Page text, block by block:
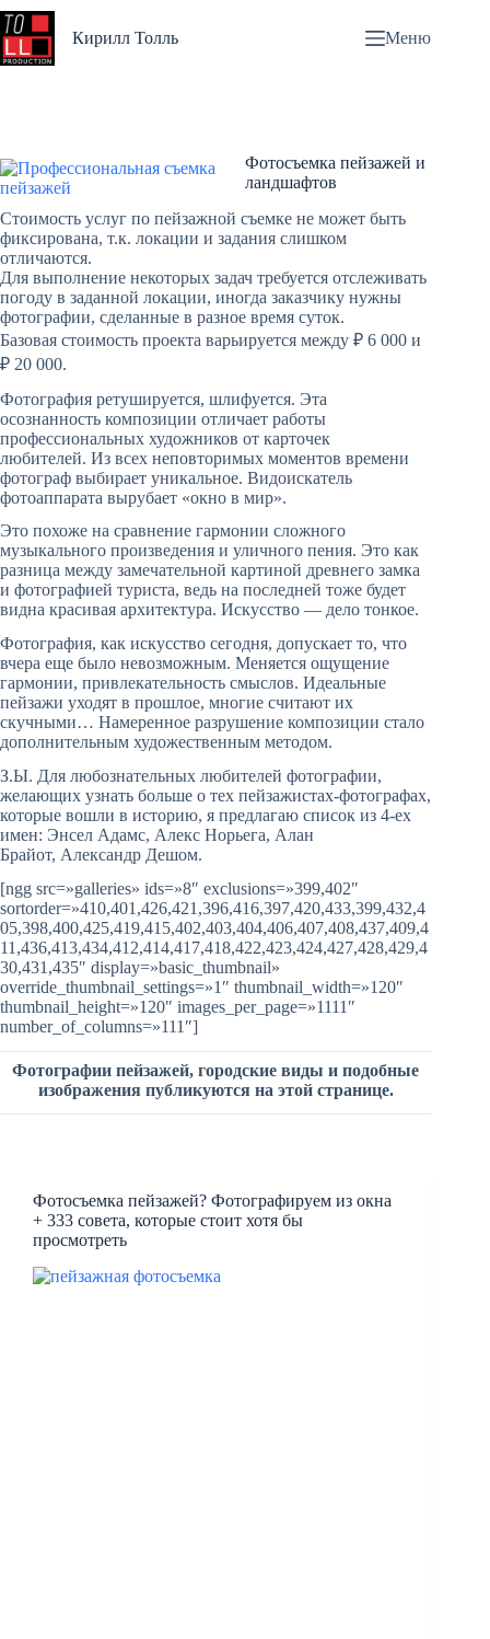
Перейти
к
Кирилл Толль Меню
Фотосъемка пейзажей и
ландшафтов
Стоимость услуг по пейзажной съемке не может быть
фиксирована, т.к. локации и задания слишком
отличаются.
Для выполнение некоторых задач требуется отслеживать
погоду в заданной локации, иногда заказчику нужны
фотографии, сделанные в разное время суток.
Базовая стоимость проекта варьируется между ₽ 6 000 и
₽ 20 000.
Фотография ретушируется, шлифуется. Эта
осознанность композиции отличает работы
профессиональных художников от карточек
любителей. Из всех неповторимых моментов времени
фотограф выбирает уникальное. Видоискатель
фотоаппарата вырубает «окно в мир».
Это похоже на сравнение гармонии сложного
музыкального произведения и уличного пения. Это как
разница между замечательной картиной древнего замка
и фотографией туриста, ведь на последней тоже будет
видна красивая архитектура. Искусство — дело тонкое.
Фотография, как искусство сегодня, допускает то, что
вчера еще было невозможным. Меняется ощущение
гармонии, привлекательность смыслов. Идеальные
пейзажи уходят в прошлое, многие считают их
скучными… Намеренное разрушение композиции стало
дополнительным художественным методом.
З.Ы. Для любознательных любителей фотографии,
желающих узнать больше о тех пейзажистах-фотографах,
которые вошли в историю, я предлагаю список из 4-ех
имен: Энсел Адамс, Алекс Норьега, Алан
Брайот, Александр Дешом.
[ngg src=»galleries» ids=»8″ exclusions=»399,402″
sortorder=»410,401,426,421,396,416,397,420,433,399,432,4
05,398,400,425,419,415,402,403,404,406,407,408,437,409,4
11,436,413,434,412,414,417,418,422,423,424,427,428,429,4
30,431,435″ display=»basic_thumbnail»
override_thumbnail_settings=»1″ thumbnail_width=»120″
thumbnail_height=»120″ images_per_page=»1111″
number_of_columns=»111″]
Фотографии пейзажей, городские виды и подобные
изображения публикуются на этой странице.
Фотосъемка пейзажей? Фотографируем из окна
+ 333 совета, которые стоит хотя бы
просмотреть